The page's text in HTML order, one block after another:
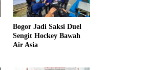
Bogor Jadi Saksi Duel
Sengit Hockey Bawah
Air Asia